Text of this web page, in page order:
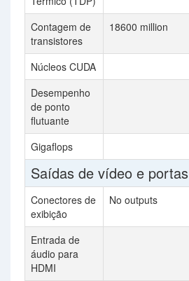
Contagem de
transistores
18600 million
Núcleos CUDA
Desempenho
de ponto
flutuante
Gigaflops
Saídas de vídeo e portas
Conectores de
exibição
No outputs
Entrada de
áudio para
HDMI